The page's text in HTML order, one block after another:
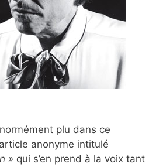
plu dans ce
anonyme intitulé
» qui s’en prend à la voix tant